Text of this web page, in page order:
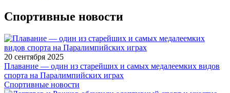
Спортивные новости
20 сентября 2025
Плавание — один из старейших и самых медалеемких видов
спорта на Паралимпийских играх
Спортивные новости